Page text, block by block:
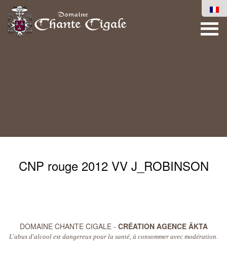
CNP rouge 2012 VV J_ROBINSON
DOMAINE CHANTE CIGALE - CRÉATION AGENCE ÄKTA
L'abus d'alcool est dangereux pour la santé, à consommer avec modération.